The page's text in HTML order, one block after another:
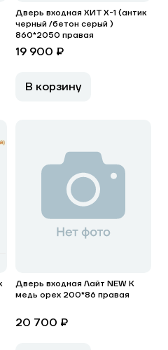
Дверь входная ХИТ Х-1 (антик
черный /бетон серый )
860*2050 правая
19 900 ₽
В корзину
Дверь входная Лайт NEW К
медь орех 200*86 правая
20 700 ₽